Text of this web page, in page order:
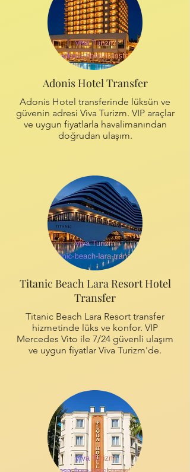
Adonis Hotel Transfer
Adonis Hotel transferinde lüksün ve
güvenin adresi Viva Turizm. VIP araçlar
ve uygun fiyatlarla havalimanından
doğrudan ulaşım.
Titanic Beach Lara Resort Hotel
Transfer
Titanic Beach Lara Resort transfer
hizmetinde lüks ve konfor. VIP
Mercedes Vito ile 7/24 güvenli ulaşım
ve uygun fiyatlar Viva Turizm'de.